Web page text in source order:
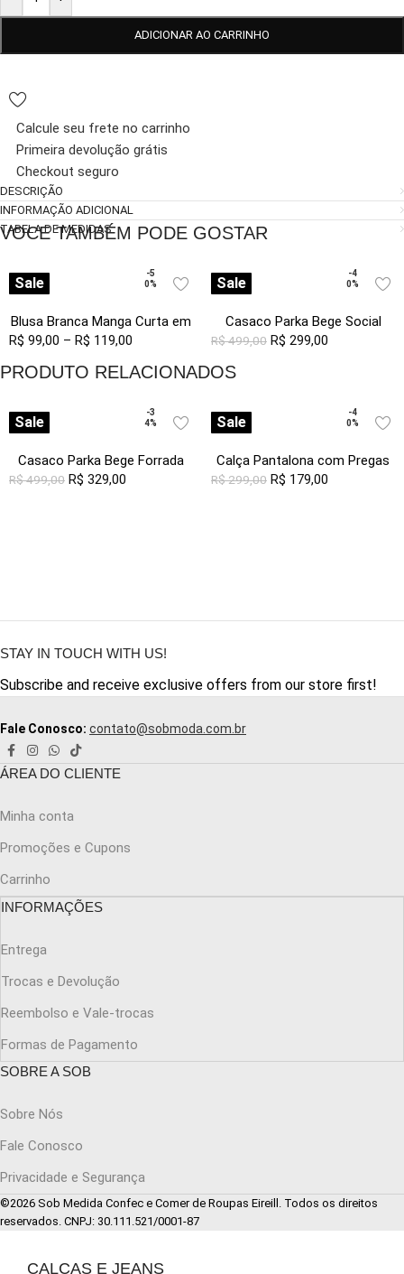
ADICIONAR AO CARRINHO
Calcule seu frete no carrinho
Primeira devolução grátis
Checkout seguro
DESCRIÇÃO
INFORMAÇÃO ADICIONAL
TABELA DE MEDIDAS
VOCE TAMBÉM PODE GOSTAR
Sale
-5
0%
Blusa Branca Manga Curta em
Viscose com Linho Sob
R$ 99,00 – R$ 119,00
Sale
-4
0%
Casaco Parka Bege Social
Forrada com Capuz Sob
R$499,00 R$ 299,00
PRODUTO RELACIONADOS
Sale
-3
4%
Casaco Parka Bege Forrada
com Capuz Sob
R$499,00 R$ 329,00
Sale
-4
0%
Calça Pantalona com Pregas
Feminina Off White Sob com
R$299,00 R$ 179,00
STAY IN TOUCH WITH US!
Subscribe and receive exclusive offers from our store first!
Fale Conosco: contato@sobmoda.com.br
ÁREA DO CLIENTE
Minha conta
Promoções e Cupons
Carrinho
INFORMAÇÕES
Entrega
Trocas e Devolução
Reembolso e Vale-trocas
Formas de Pagamento
SOBRE A SOB
Sobre Nós
Fale Conosco
Privacidade e Segurança
©2026 Sob Medida Confec e Comer de Roupas Eireill. Todos os direitos
reservados. CNPJ: 30.111.521/0001-87
CALÇAS E JEANS